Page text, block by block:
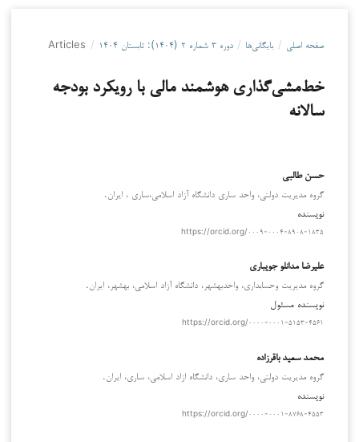
صفحه اصلی / بایگانی‌ها / دوره ۳ شماره ۲ (۱۴۰۴): تابستان ۱۴۰۴ /
Articles
خط‌مشی‌گذاری هوشمند مالی با رویکرد بودجه
سالانه
حسن طالبی
گروه مدیریت دولتی، واحد ساری دانشگاه آزاد اسلامی،ساری ، ایران.
نویسنده
https://orcid.org/۰۰۰۹-۰۰۰۴-۸۹۰۸-۱۸۳۵
علیرضا مدانلو جویباری
گروه مدیریت وحسابداری، واحدبهشهر، دانشگاه آزاد اسلامی، بهشهر، ایران.
نویسنده مسئول
https://orcid.org/۰۰۰۰-۰۰۰۱-۵۱۵۳-۴۵۶۱
محمد سعید باقرزاده
گروه مدیریت دولتی، واحد ساری، دانشگاه ازاد اسلامی، ساری، ایران.
نویسنده
https://orcid.org/۰۰۰۰-۰۰۰۱-۸۷۶۸-۴۵۵۳